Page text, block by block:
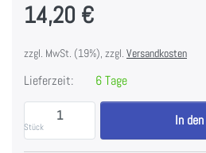
14,20 €
zzgl. MwSt. (19%), zzgl. Versandkosten
Lieferzeit: 6 Tage
Stück
ATX® Rastbolzen zu
In